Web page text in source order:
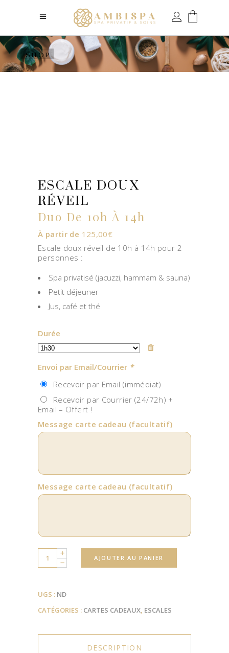
SHOP
ESCALE DOUX
RÉVEIL
Duo De 10h À 14h
À partir de 125,00€
Escale doux réveil de 10h à 14h pour 2
personnes :
Spa privatisé (jacuzzi, hammam & sauna)
Petit déjeuner
Jus, café et thé
Durée
Envoi par Email/Courrier *
Recevoir par Email (immédiat)
Recevoir par Courrier (24/72h) +
Email – Offert !
Message carte cadeau (facultatif)
Message carte cadeau (facultatif)
Quantity AJOUTER AU PANIER
UGS : ND
CATÉGORIES : CARTES CADEAUX, ESCALES
DESCRIPTION